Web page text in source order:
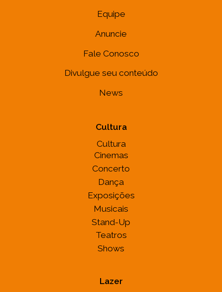
Equipe
Anuncie
Fale Conosco
Divulgue seu conteúdo
News
Cultura
Cultura
Cinemas
Concerto
Dança
Exposições
Musicais
Stand-Up
Teatros
Shows
Lazer